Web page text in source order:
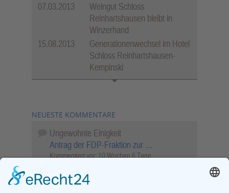
07.03.2013
Weingut Schloss
Reinhartshausen bleibt in
Winzerhand
15.08.2013
Generationenwechsel im Hotel
Schloss Reinhartshausen-
Kempinski
NEUESTE KOMMENTARE
Ungewohnte Einigkeit
Antrag der FDP-Fraktion zur …
Kommentiert vor: 10 Wochen 6 Tage
Objekt …